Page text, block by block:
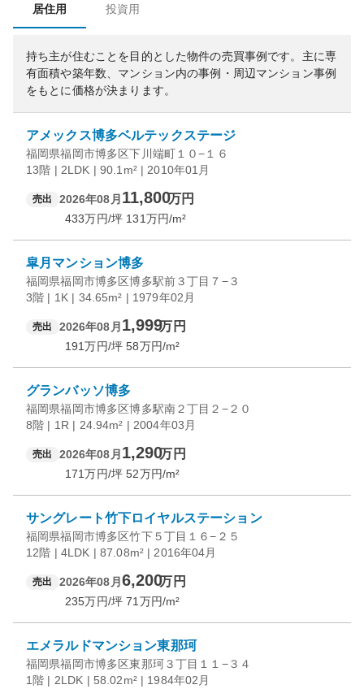
居住用 投資用
持ち主が住むことを目的とした物件の売買事例です。 主に専
有面積や築年数、マンション内の事例・周辺マンション事例
をもとに価格が決まります。
アメックス博多ベルテックステージ
福岡県福岡市博多区下川端町１０−１６
13階 | 2LDK | 90.1m² | 2010年01月
売出 2026年08月 11,800万円
433万円/坪 131万円/m²
皐月マンション博多
福岡県福岡市博多区博多駅前３丁目７−３
3階 | 1K | 34.65m² | 1979年02月
売出 2026年08月 1,999万円
191万円/坪 58万円/m²
グランバッソ博多
福岡県福岡市博多区博多駅南２丁目２−２０
8階 | 1R | 24.94m² | 2004年03月
売出 2026年08月 1,290万円
171万円/坪 52万円/m²
サングレート竹下ロイヤルステーション
福岡県福岡市博多区竹下５丁目１６−２５
12階 | 4LDK | 87.08m² | 2016年04月
売出 2026年08月 6,200万円
235万円/坪 71 万円/m²
エメラルドマンション東那珂
福岡県福岡市博多区東那珂３丁目１１−３４
1階 | 2LDK | 58.02m² | 1984年02月